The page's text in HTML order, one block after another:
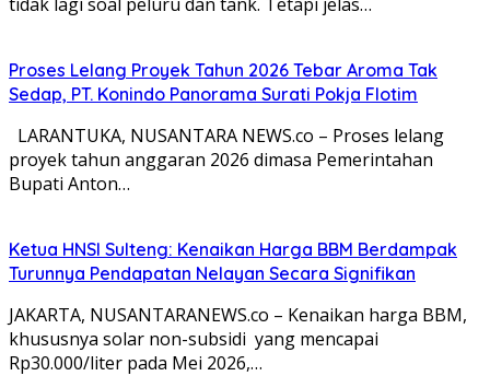
Proses Lelang Proyek Tahun 2026 Tebar Aroma Tak
Sedap, PT. Konindo Panorama Surati Pokja Flotim
LARANTUKA, NUSANTARA NEWS.co – Proses lelang
proyek tahun anggaran 2026 dimasa Pemerintahan
Bupati Anton…
Ketua HNSI Sulteng: Kenaikan Harga BBM Berdampak
Turunnya Pendapatan Nelayan Secara Signifikan
JAKARTA, NUSANTARANEWS.co – Kenaikan harga BBM,
khususnya solar non-subsidi yang mencapai
Rp30.000/liter pada Mei 2026,…